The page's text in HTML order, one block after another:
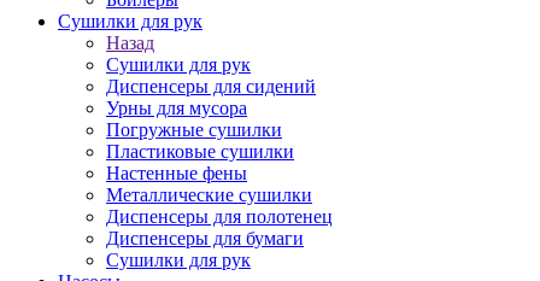
Сушилки для рук
Назад
Сушилки для рук
Диспенсеры для сидений
Урны для мусора
Погружные сушилки
Пластиковые сушилки
Настенные фены
Металлические сушилки
Диспенсеры для полотенец
Диспенсеры для бумаги
Сушилки для рук